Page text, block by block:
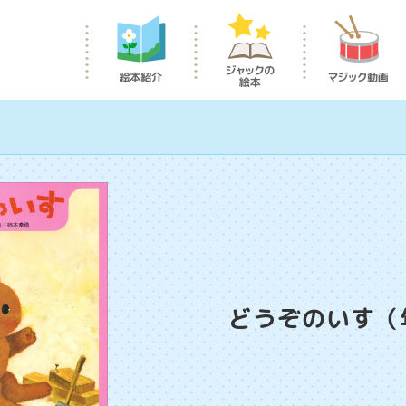
どうぞのいす